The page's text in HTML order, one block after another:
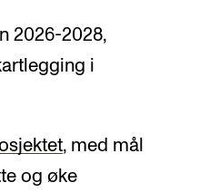
2026-2028,
i
, med mål
og øke